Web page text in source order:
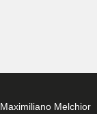
Maximiliano Melchior